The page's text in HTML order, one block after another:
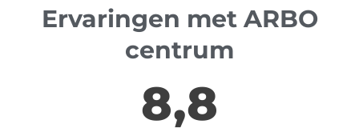
Ervaringen met ARBO
centrum
8,8